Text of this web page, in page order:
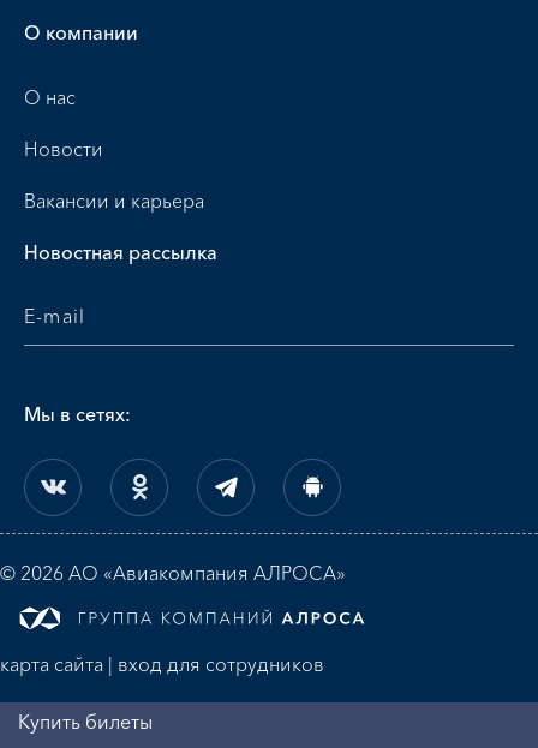
О компании
О нас
Новости
Вакансии и карьера
Новостная рассылка
Мы в сетях:
© 2026 АО «Авиакомпания АЛРОСА»
карта сайта | вход для сотрудников
Купить билеты